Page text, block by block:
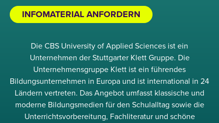
INFOMATERIAL ANFORDERN
Die CBS University of Applied Sciences ist ein
Unternehmen der Stuttgarter Klett Gruppe. Die
Unternehmensgruppe Klett ist ein führendes
Bildungsunternehmen in Europa und ist international in 24
Ländern vertreten. Das Angebot umfasst klassische und
moderne Bildungsmedien für den Schulalltag sowie die
Unterrichtsvorbereitung, Fachliteratur und schöne